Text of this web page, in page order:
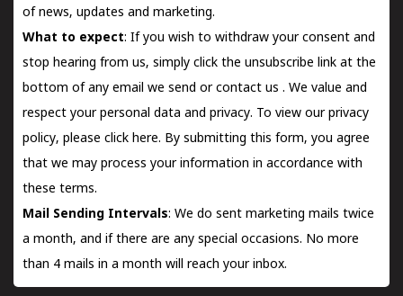
of news, updates and marketing.
What to expect: If you wish to withdraw your consent and
stop hearing from us, simply click the unsubscribe link at the
bottom of any email we send orcontact us . We value and
respect your personal data and privacy. To view our privacy
policy, please click here. By submitting this form, you agree
that we may process your information in accordance with
these terms.
Mail Sending Intervals: We do sent marketing mails twice
a month, and if there are any special occasions. No more
than 4 mails in a month will reach your inbox.